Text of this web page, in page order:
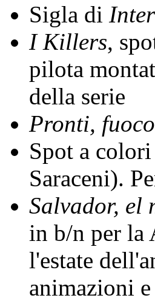
Sigla di
I Killers,
pilota
della serie
Pronti,
Spot a
Saraceni).
Salvador, el
in b/n per la
l'estate
animazioni